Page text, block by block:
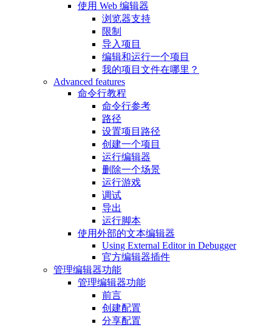
使用 Web 编辑器
浏览器支持
限制
导入项目
编辑和运行一个项目
我的项目文件在哪里？
Advanced features
命令行教程
命令行参考
路径
设置项目路径
创建一个项目
运行编辑器
删除一个场景
运行游戏
调试
导出
运行脚本
使用外部的文本编辑器
Using External Editor in Debugger
官方编辑器插件
管理编辑器功能
管理编辑器功能
前言
创建配置
分享配置